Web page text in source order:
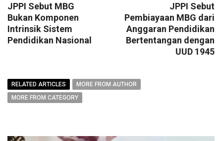
JPPI Sebut MBG
Bukan Komponen
Intrinsik Sistem
Pendidikan Nasional
JPPI Sebut
Pembiayaan MBG dari
Anggaran Pendidikan
Bertentangan dengan
UUD 1945
RELATED ARTICLES
MORE FROM AUTHOR
MORE FROM CATEGORY